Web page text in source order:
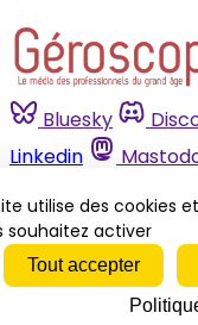
Bluesky
Linkedin
Telegram
Youtube
RSS
Actualités
Economie
utilise des cookies
souhaitez activer
Tout accepter